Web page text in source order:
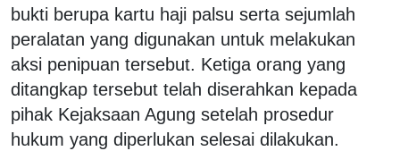
bukti berupa kartu haji palsu serta sejumlah
peralatan yang digunakan untuk melakukan
aksi penipuan tersebut. Ketiga orang yang
ditangkap tersebut telah diserahkan kepada
pihak Kejaksaan Agung setelah prosedur
hukum yang diperlukan selesai dilakukan.